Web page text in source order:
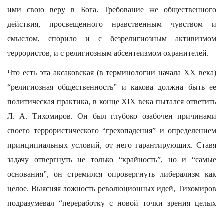
ими свою веру в Бога. Требование же общественного
действия, просвещенного нравственным чувством и
смыслом, спорило и с безрелигиозным активизмом
террористов, и с религиозным абсентеизмом охранителей.
Что есть эта аксаковская (в терминологии начала XX века)
“религиозная общественность” и какова должна быть ее
политическая практика, в конце XIX века пытался ответить
Л. А. Тихомиров. Он был глубоко озабочен причинами
своего террористического “грехопадения” и определением
принципиальных условий, от него гарантирующих. Ставя
задачу отвергнуть не только “крайность”, но и “самые
основания”, он стремился опровергнуть либерализм как
целое. Выясняя ложность революционных идей, Тихомиров
подразумевал “переработку с новой точки зрения целых